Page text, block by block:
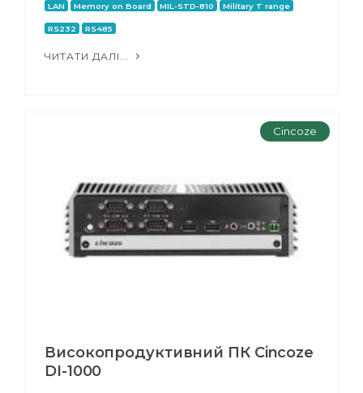
LAN Memory on Board MIL-STD-810 Military T range
RS232 RS485
ЧИТАТИ ДАЛІ...
Cincoze
Високопродуктивний ПК Cincoze
DI-1000